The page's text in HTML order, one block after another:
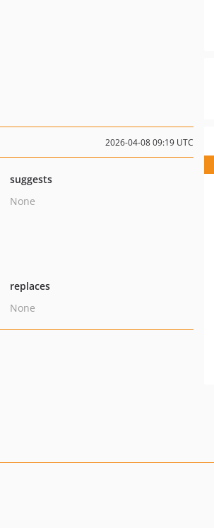
2026-04-08 09:19 UTC
suggests
None
replaces
None